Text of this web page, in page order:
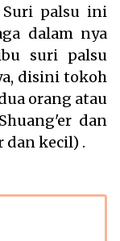
palsu ini
dalam nya
suri palsu
disini tokoh
orang atau
dan
dan kecil) .